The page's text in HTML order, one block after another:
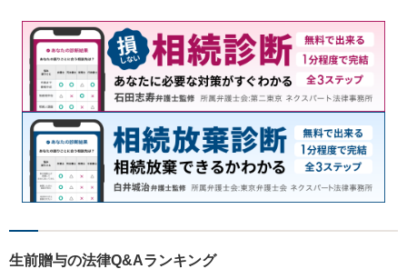
生前贈与の法律Q&Aランキング